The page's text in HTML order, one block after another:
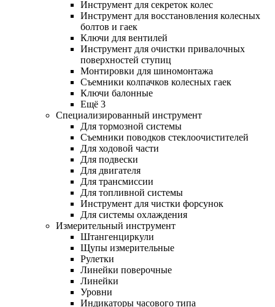
Инструмент для секреток колес
Инструмент для восстановления колесных
болтов и гаек
Ключи для вентилей
Инструмент для очистки привалочных
поверхностей ступиц
Монтировки для шиномонтажа
Съемники колпачков колесных гаек
Ключи балонные
Ещё 3
Специализированный инструмент
Для тормозной системы
Съемники поводков стеклоочистителей
Для ходовой части
Для подвески
Для двигателя
Для трансмиссии
Для топливной системы
Инструмент для чистки форсунок
Для системы охлаждения
Измерительный инструмент
Штангенциркули
Щупы измерительные
Рулетки
Линейки поверочные
Линейки
Уровни
Индикаторы часового типа